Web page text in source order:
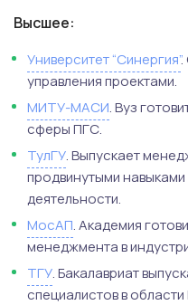
Высшее:
Университет “Синергия”.
управления проектами.
МИТУ-МАСИ. Вуз
сферы ПГС.
ТулГУ. Выпускает
продвинутыми навыками
деятельности.
МосАП. Академия
менеджмента в
ТГУ. Бакалавриат
специалистов в